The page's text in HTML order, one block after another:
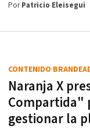
PorPatricio Eleisegui
Naranja X
Compartida"
gestionar la
CONTENIDO